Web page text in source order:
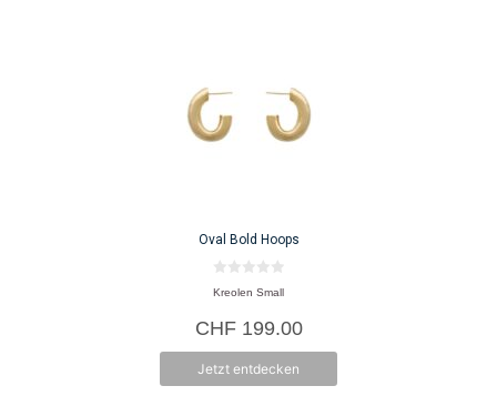
Oval Bold Hoops
0
v
n
5
Kreolen Small
CHF199.00
Jetzt entdecken